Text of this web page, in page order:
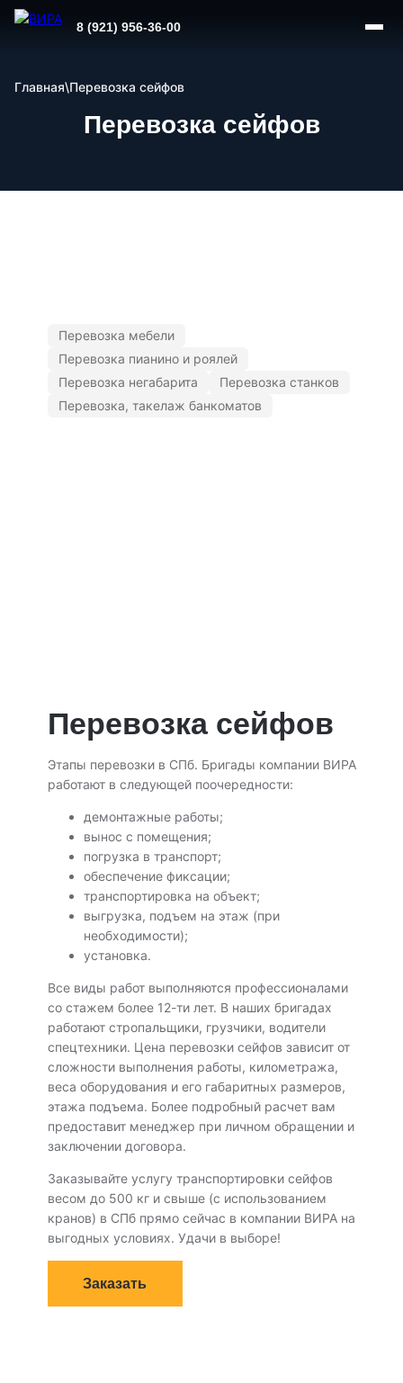
8 (921) 956-36-00
Главная\Перевозка сейфов
Перевозка сейфов
Перевозка мебели
Перевозка пианино и роялей
Перевозка негабарита
Перевозка станков
Перевозка, такелаж банкоматов
Перевозка сейфов
Этапы перевозки в СПб. Бригады компании ВИРА
работают в следующей поочередности:
демонтажные работы;
вынос с помещения;
погрузка в транспорт;
обеспечение фиксации;
транспортировка на объект;
выгрузка, подъем на этаж (при
необходимости);
установка.
Все виды работ выполняются профессионалами
со стажем более 12-ти лет. В наших бригадах
работают стропальщики, грузчики, водители
спецтехники. Цена перевозки сейфов зависит от
сложности выполнения работы, километража,
веса оборудования и его габаритных размеров,
этажа подъема. Более подробный расчет вам
предоставит менеджер при личном обращении и
заключении договора.
Заказывайте услугу транспортировки сейфов
весом до 500 кг и свыше (с использованием
кранов) в СПб прямо сейчас в компании ВИРА на
выгодных условиях. Удачи в выборе!
Заказать